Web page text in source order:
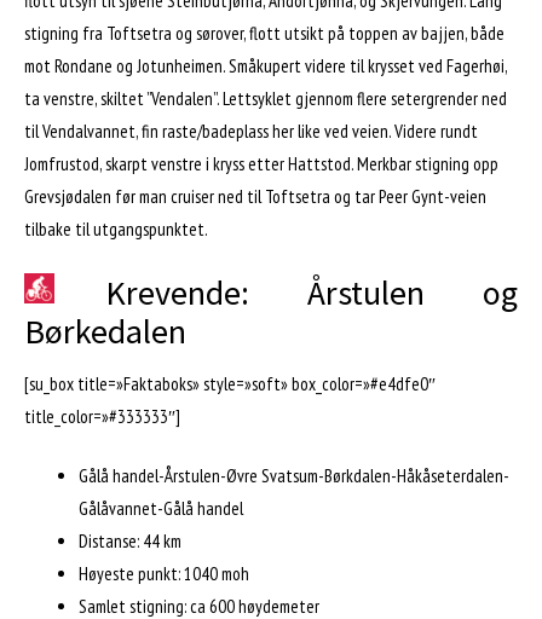
stigning fra Toftsetra og sørover, flott utsikt på toppen av bajjen, både
mot Rondane og Jotunheimen. Småkupert videre til krysset ved Fagerhøi,
ta venstre, skiltet ”Vendalen”. Lettsyklet gjennom flere setergrender ned
til Vendalvannet, fin raste/badeplass her like ved veien. Videre rundt
Jomfrustod, skarpt venstre i kryss etter Hattstod. Merkbar stigning opp
Grevsjødalen før man cruiser ned til Toftsetra og tar Peer Gynt-veien
tilbake til utgangspunktet.
Krevende: Årstulen og
Børkedalen
[su_box title=»Faktaboks» style=»soft» box_color=»#e4dfe0″
title_color=»#333333″]
Gålå handel-Årstulen-Øvre Svatsum-Børkdalen-Håkåseterdalen-
Gålåvannet-Gålå handel
Distanse: 44 km
Høyeste punkt: 1040 moh
Samlet stigning: ca 600 høydemeter